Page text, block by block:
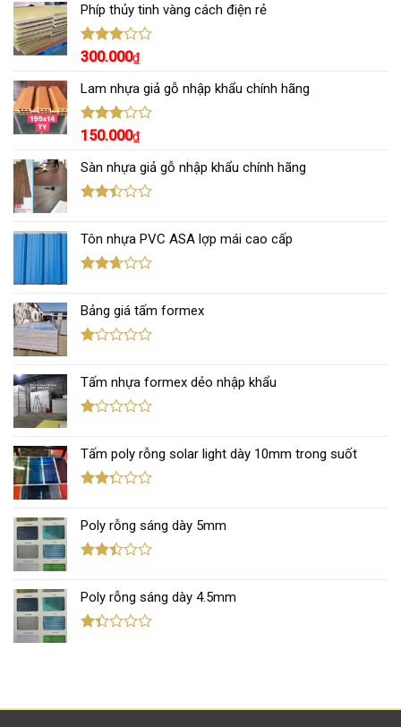
4.00 5
sao
Phíp thủy tinh vàng cách điện rẻ
Được
hạng
3.00 5
sao
300.000₫
Lam nhựa giả gỗ nhập khẩu chính hãng
Được
hạng
3.00 5
sao
150.000₫
Sàn nhựa giả gỗ nhập khẩu chính hãng
hạng
2.43
5 sao
Tôn nhựa PVC ASA lợp mái cao cấp
hạng
2.67
5 sao
Bảng giá tấm formex
hạng
1.12
5
Tấm nhựa formex dẻo nhập khẩu
hạng
1.11
5
Tấm poly rỗng solar light dày 10mm trong suốt
hạng
2.31
5 sao
Poly rỗng sáng dày 5mm
hạng
2.41
5 sao
Poly rỗng sáng dày 4.5mm
sao